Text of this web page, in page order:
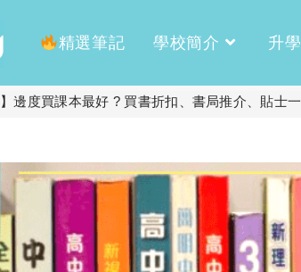
精選筆記 學校簡介 升
】邊度買課本最好 ? 買書折扣、書局推介、貼士